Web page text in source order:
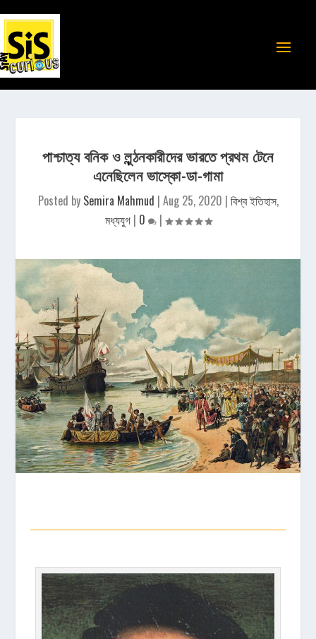
পাশ্চাত্য বনিক ও লুন্ঠনকারীদের ভারতে প্রথম টেনে
এনেছিলেন ভাস্কো-ডা-গামা
Posted by Semira Mahmud | Aug 25, 2020 | বিশ্ব ইতিহাস,
মধ্যযুগ| 0 |